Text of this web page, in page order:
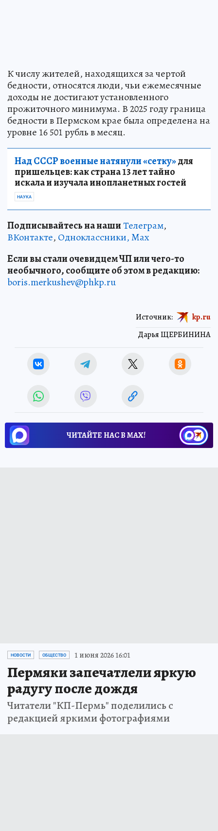
К числу жителей, находящихся за чертой
бедности, относятся люди, чьи ежемесячные
доходы не достигают установленного
прожиточного минимума. В 2025 году граница
бедности в Пермском крае была определена на
уровне 16 501 рубль в месяц.
Над СССР военные натянули «сетку»для
пришельцев: как страна 13 лет тайно
искала и изучала инопланетных гостей
НАУКА
Подписывайтесь на нашиТелеграм,
ВКонтакте, Одноклассники,Max
Если вы стали очевидцем ЧП или чего-то
необычного, сообщите об этом в редакцию:
boris.merkushev@phkp.ru
Дарья ЩЕРБИНИНА
Источник: kp.ru
ЧИТАЙТЕ НАС В МАХ!
НОВОСТИ ОБЩЕСТВО 1 июня 2026 16:01
Пермяки запечатлели яркую
радугу после дождя
Читатели "КП-Пермь" поделились с
редакцией яркими фотографиями